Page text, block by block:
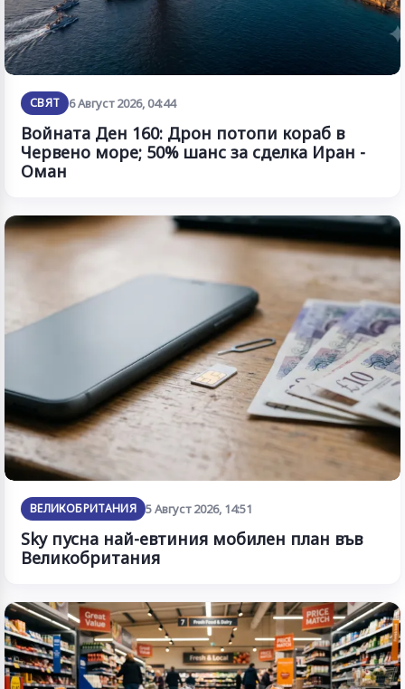
СВЯТ 6 Август 2026, 04:44
Войната Ден 160: Дрон потопи кораб в
Червено море; 50% шанс за сделка Иран -
Оман
ВЕЛИКОБРИТАНИЯ 5 Август 2026, 14:51
Sky пусна най-евтиния мобилен план във
Великобритания